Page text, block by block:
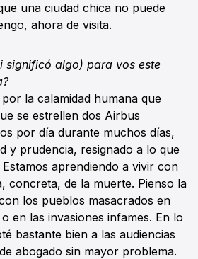
una ciudad chica no puede
ahora de visita.
significó algo) para vos este
la calamidad humana que
se estrellen dos Airbus
por día durante muchos días,
y prudencia, resignado a lo que
aprendiendo a vivir con
concreta, de la muerte. Pienso la
los pueblos masacrados en
en las invasiones infames. En lo
bastante bien a las audiencias
abogado sin mayor problema.